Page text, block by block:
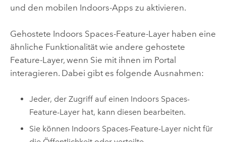
und den mobilen Indoors-Apps zu aktivieren.
Gehostete Indoors Spaces-Feature-Layer haben eine
ähnliche Funktionalität wie andere gehostete
Feature-Layer, wenn Sie mit ihnen im Portal
interagieren. Dabei gibt es folgende Ausnahmen:
Jeder, der Zugriff auf einen Indoors Spaces-
Feature-Layer hat, kann diesen bearbeiten.
Sie können Indoors Spaces-Feature-Layer nicht für